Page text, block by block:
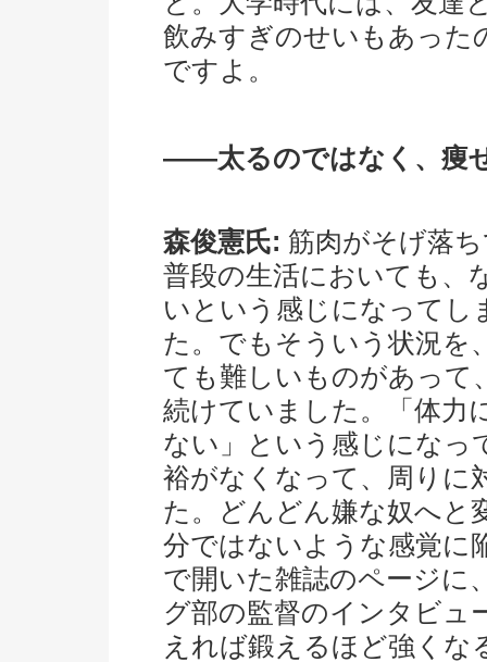
飲みすぎのせいもあった
ですよ。
――太るのではなく、痩
森俊憲氏: 筋肉がそげ落
普段の生活においても、
いという感じになってし
た。でもそういう状況を
ても難しいものがあって
続けていました。「体力
ない」という感じになっ
裕がなくなって、周りに
た。どんどん嫌な奴へと
分ではないような感覚に
で開いた雑誌のページに
グ部の監督のインタビュ
えれば鍛えるほど強くな